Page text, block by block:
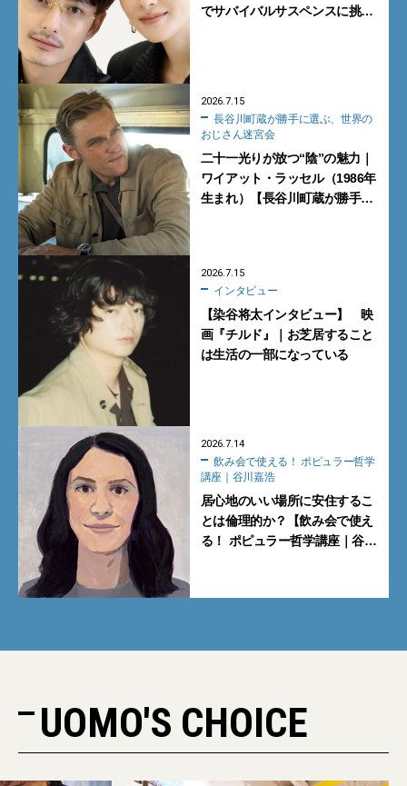
でサバイバルサスペンスに挑
2026.7.15
長谷川町蔵が勝手に選ぶ、世界の
おじさん迷宮会
二十一光りが放つ“陰”の魅力｜
ワイアット・ラッセル（1986年
生まれ）【長谷川町蔵が勝手に
2026.7.15
インタビュー
【染谷将太インタビュー】 映
画『チルド』｜お芝居すること
は生活の一部になっている
2026.7.14
飲み会で使える！ ポピュラー哲学
講座｜谷川嘉浩
居心地のいい場所に安住するこ
とは倫理的か？【飲み会で使え
る！ ポピュラー哲学講座｜谷川
UOMO'S CHOICE